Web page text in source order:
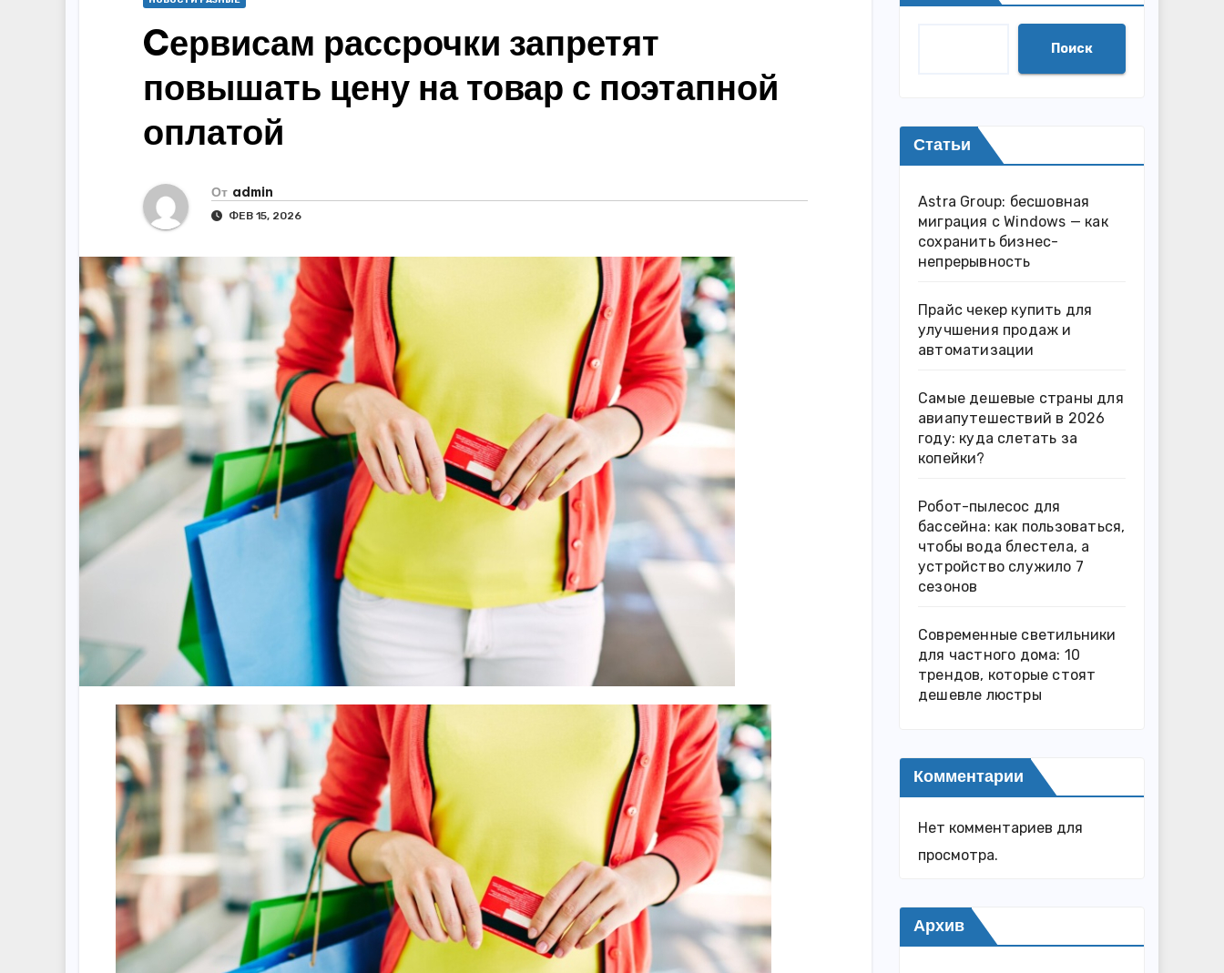
Cервисам рассрочки запретят
повышать цену на товар с поэтапной
оплатой
От admin
ФЕВ 15, 2026
Поиск
Статьи
Astra Group: бесшовная
миграция с Windows — как
сохранить бизнес-
непрерывность
Прайс чекер купить для
улучшения продаж и
автоматизации
Самые дешевые страны для
авиапутешествий в 2026
году: куда слетать за
копейки?
Робот-пылесос для
бассейна: как пользоваться,
чтобы вода блестела, а
устройство служило 7
сезонов
Современные светильники
для частного дома: 10
трендов, которые стоят
дешевле люстры
Комментарии
Нет комментариев для
просмотра.
Архив